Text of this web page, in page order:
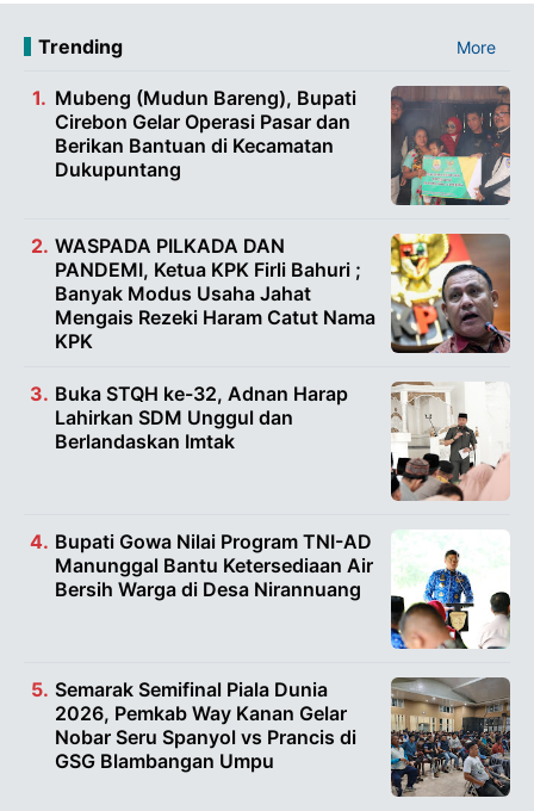
Trending More
Mubeng (Mudun Bareng), Bupati
Cirebon Gelar Operasi Pasar dan
Berikan Bantuan di Kecamatan
Dukupuntang
WASPADA PILKADA DAN
PANDEMI, Ketua KPK Firli Bahuri ;
Banyak Modus Usaha Jahat
Mengais Rezeki Haram Catut Nama
KPK
Buka STQH ke-32, Adnan Harap
Lahirkan SDM Unggul dan
Berlandaskan Imtak
Bupati Gowa Nilai Program TNI-AD
Manunggal Bantu Ketersediaan Air
Bersih Warga di Desa Nirannuang
Semarak Semifinal Piala Dunia
2026, Pemkab Way Kanan Gelar
Nobar Seru Spanyol vs Prancis di
GSG Blambangan Umpu